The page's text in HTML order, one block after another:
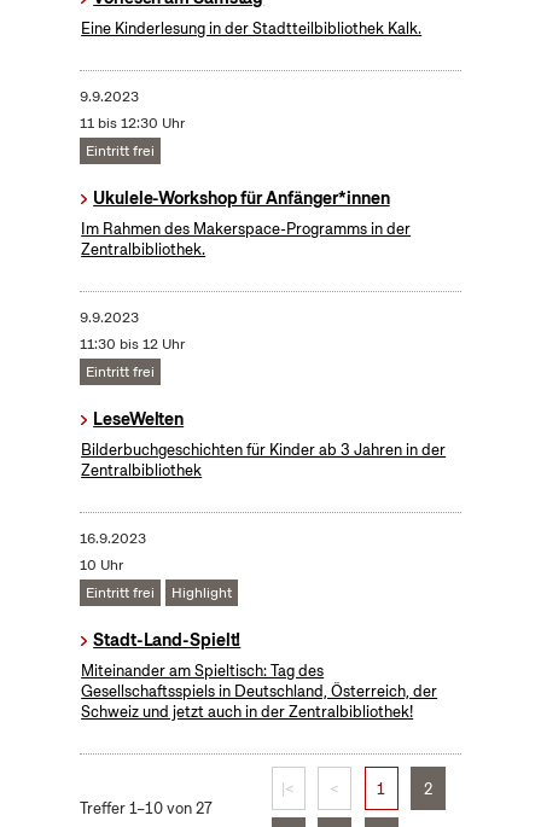
Eine Kinderlesung in der Stadtteilbibliothek Kalk.
9.9.2023
11 bis 12:30 Uhr
Eintritt frei
Ukulele-Workshop für Anfänger*innen
Im Rahmen des Makerspace-Programms in der
Zentralbibliothek.
9.9.2023
11:30 bis 12 Uhr
Eintritt frei
LeseWelten
Bilderbuchgeschichten für Kinder ab 3 Jahren in der
Zentralbibliothek
16.9.2023
10 Uhr
Eintritt frei
Highlight
Stadt-Land-Spielt!
Miteinander am Spieltisch: Tag des
Gesellschaftsspiels in Deutschland, Österreich, der
Schweiz und jetzt auch in der Zentralbibliothek!
Treffer 1–10 von 27
|< < 1 2